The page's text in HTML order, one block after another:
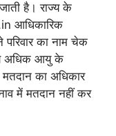
है। राज्य के
आधिकारिक
का नाम चेक
अधिक आयु के
मतदान का अधिकार
में मतदान नहीं कर